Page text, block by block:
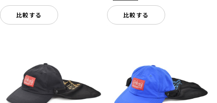
比較する 比較する